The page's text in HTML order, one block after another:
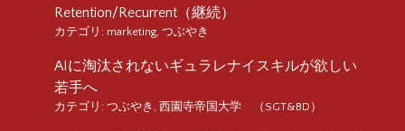
Retention/Recurrent（継続）
カテゴリ: marketing つぶやき
AIに淘汰されないギュラレナイスキルが欲しい
若手へ
カテゴリ: つぶやき 西園寺帝国大学 （SGT&BD）